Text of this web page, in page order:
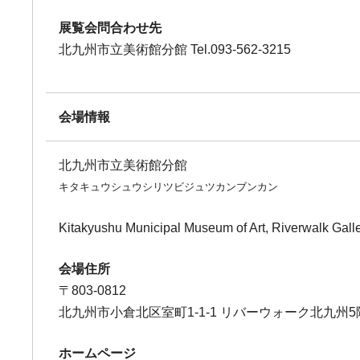
展覧会問合わせ先
北九州市立美術館分館 Tel.093-562-3215
会場情報
北九州市立美術館分館
キタキュウシュウシリツビジュツカンブンカン
Kitakyushu Municipal Museum of Art, Riverwalk
会場住所
〒803-0812
北九州市小倉北区室町1-1-1 リバーウォーク北九州5
ホームページ